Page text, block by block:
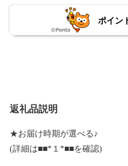
ポイン
返礼品説明
★お届け時期が選べる♪
(詳細は■■*１*■■を確認)